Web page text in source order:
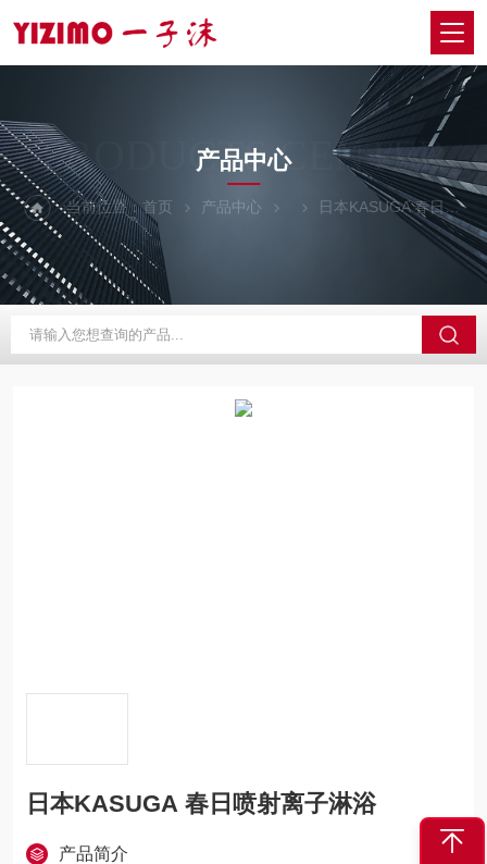
PRODUCTS CENTER
产品中心
当前位置：首页 产品中心 日本KASUGA 春日
日本KASUGA 春日喷射离子淋浴
产品简介